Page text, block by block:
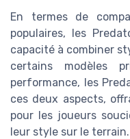
En termes de
populaires, les
capacité à combiner
certains modèles
performance, les
ces deux aspects,
pour les joueurs
leur style sur le terrain.